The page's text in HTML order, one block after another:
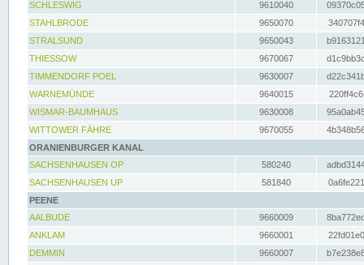
SCHLESWIG
9610040
STAHLBRODE
9650070
STRALSUND
9650043
THIESSOW
9670067
TIMMENDORF POEL
9630007
WARNEMÜNDE
9640015
WISMAR-BAUMHAUS
9630008
WITTOWER FÄHRE
9670055
ORANIENBURGER KANAL
SACHSENHAUSEN OP
580240
SACHSENHAUSEN UP
581840
PEENE
AALBUDE
9660009
ANKLAM
9660001
DEMMIN
9660007